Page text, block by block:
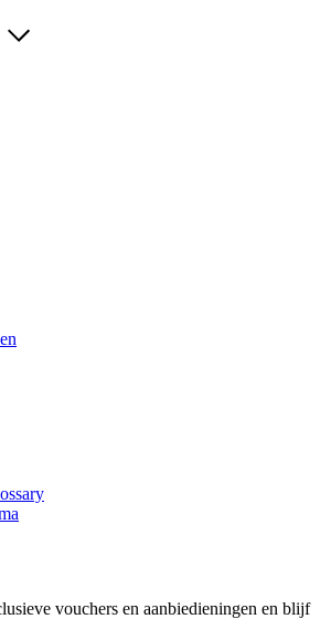
vouchers en aanbiedieningen en blijf